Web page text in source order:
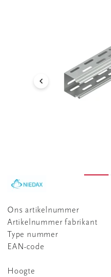
Ons artikelnummer
Artikelnummer fabrikant
Type nummer
EAN-code
Hoogte